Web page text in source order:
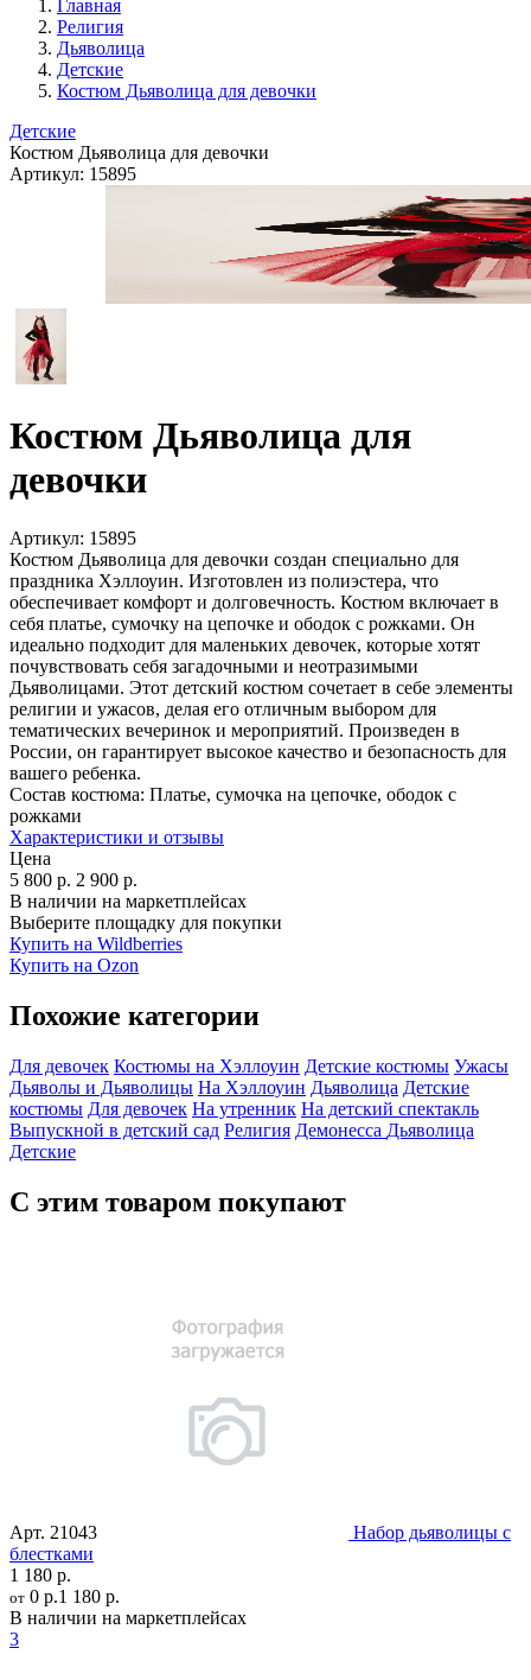
Главная
Религия
Дьяволица
Детские
Костюм Дьяволица для девочки
Детские
Костюм Дьяволица для девочки
Артикул: 15895
Костюм Дьяволица для
девочки
Артикул: 15895
Костюм Дьяволица для девочки создан специально для
праздника Хэллоуин. Изготовлен из полиэстера, что
обеспечивает комфорт и долговечность. Костюм включает в
себя платье, сумочку на цепочке и ободок с рожками. Он
идеально подходит для маленьких девочек, которые хотят
почувствовать себя загадочными и неотразимыми
Дьяволицами. Этот детский костюм сочетает в себе элементы
религии и ужасов, делая его отличным выбором для
тематических вечеринок и мероприятий. Произведен в
России, он гарантирует высокое качество и безопасность для
вашего ребенка.
Состав костюма: Платье, сумочка на цепочке, ободок с
рожками
Характеристики и отзывы
Цена
5 800 р. 2 900 р.
В наличии на маркетплейсах
Выберите площадку для покупки
Купить на Wildberries
Купить на Ozon
Похожие категории
Для девочек Костюмы на Хэллоуин Детские костюмы Ужасы
Дьяволы и Дьяволицы На Хэллоуин Дьяволица Детские
костюмы Для девочек На утренник На детский спектакль
Выпускной в детский сад Религия Демонесса Дьяволица
Детские
С этим товаром покупают
Арт. 21043
Набор дьяволицы с
блестками
1 180 р.
от 0 р.1 180 р.
В наличии на маркетплейсах
3